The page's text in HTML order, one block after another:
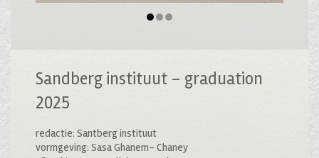
Sandberg instituut – graduation
2025
redactie: Santberg instituut
vormgeving: Sasa Ghanem- Chaney